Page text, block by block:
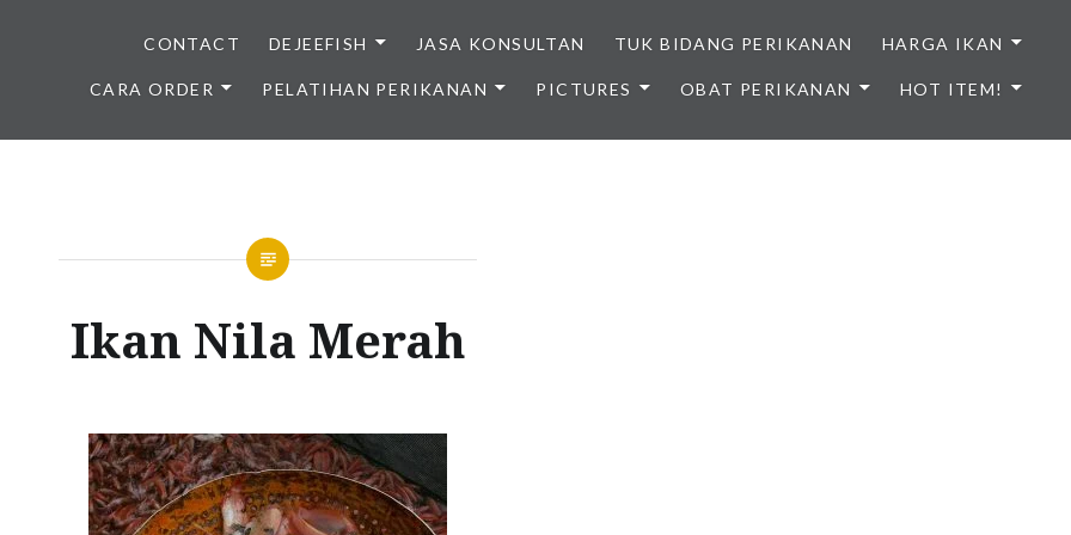
IKAN BERKUALITAS INDONESIA
CONTACT DEJEEFISH JASA KONSULTAN TUK BIDANG PERIKANAN HARGA IKAN
CARA ORDER PELATIHAN PERIKANAN PICTURES OBAT PERIKANAN HOT ITEM!
Ikan Nila Merah